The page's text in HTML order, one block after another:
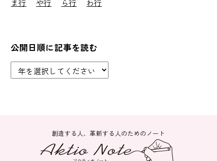
ま行
や行 ら行 わ行
公開日順に記事を読む
創造する人、革新する人のためのノート